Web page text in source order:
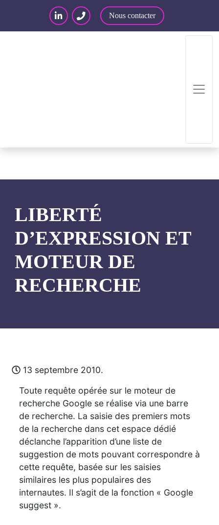
Nous contacter
LIBERTÉ
D’EXPRESSION ET
MOTEUR DE
RECHERCHE
13 septembre 2010.
Toute requête opérée sur le moteur de
recherche Google se réalise via une barre
de recherche. La saisie des premiers mots
de la recherche dans cet espace dédié
déclanche l’apparition d’une liste de
suggestion de mots pouvant correspondre à
cette requête, basée sur les saisies
similaires les plus populaires des
internautes. Il s’agit de la fonction « Google
suggest ».